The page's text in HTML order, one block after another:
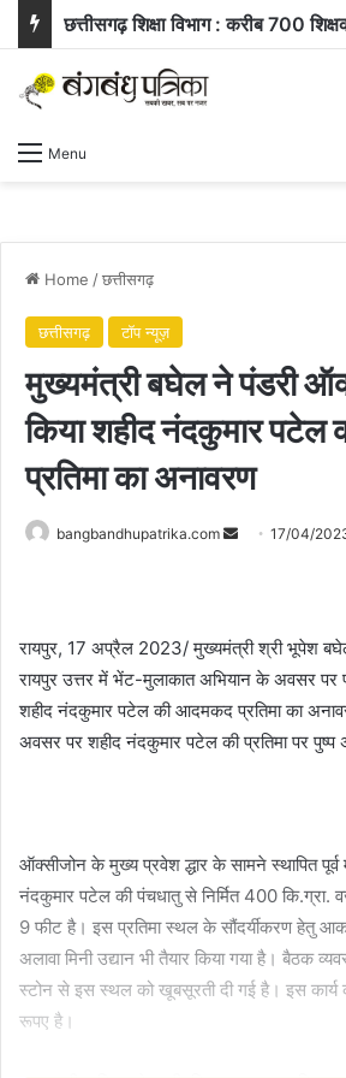
Menu
Home /छत्तीसगढ़
छत्तीसगढ़ टॉप न्यूज़
मुख्यमंत्री बघेल ने पंडरी
किया शहीद नंदकुमार
प्रतिमा का अनावरण
bangbandhupatrika.com
Send17/04/
रायपुर, 17 अप्रैल 2023/ मुख्यमंत्री श्री भूपेश
रायपुर उत्तर में भेंट-मुलाकात अभियान के अवसर पर
शहीद नंदकुमार पटेल की आदमकद प्रतिमा का
अवसर पर शहीद नंदकुमार पटेल की प्रतिमा पर पुष्प
ऑक्सीजोन के मुख्य प्रवेश द्धार के सामने स्थापित पूर्व
नंदकुमार पटेल की पंचधातु से निर्मित 400 कि.ग्रा.
9 फीट है। इस प्रतिमा स्थल के सौंदर्यीकरण हेतु
अलावा मिनी उद्यान भी तैयार किया गया है। बैठक
स्टोन से इस स्थल को खूबसूरती दी गई है। इस
रूपए है।